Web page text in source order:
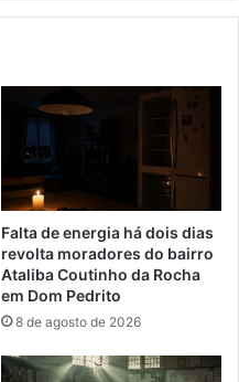
Falta de energia há dois dias
revolta moradores do bairro
Ataliba Coutinho da Rocha
em Dom Pedrito
8 de agosto de 2026